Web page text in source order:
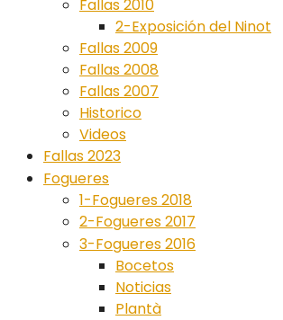
Fallas 2010
2-Exposición del Ninot
Fallas 2009
Fallas 2008
Fallas 2007
Historico
Videos
Fallas 2023
Fogueres
1-Fogueres 2018
2-Fogueres 2017
3-Fogueres 2016
Bocetos
Noticias
Plantà